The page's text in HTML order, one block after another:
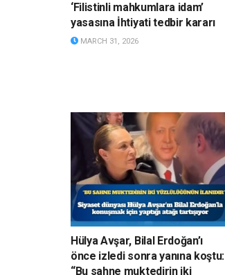
‘Filistinli mahkumlara idam’
yasasına İhtiyati tedbir kararı
MARCH 31, 2026
Hülya Avşar, Bilal Erdoğan’ı
önce izledi sonra yanına koştu:
“Bu sahne muktedirin iki